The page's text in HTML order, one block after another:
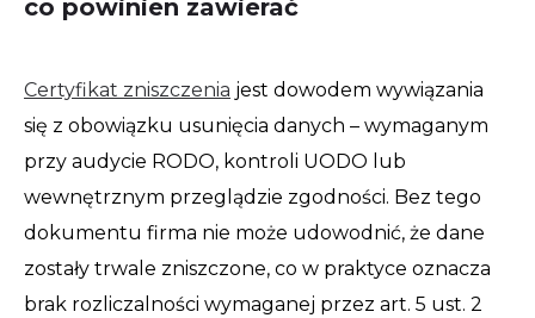
co powinien zawierać
Certyfikat zniszczenia jest dowodem wywiązania
się z obowiązku usunięcia danych – wymaganym
przy audycie RODO, kontroli UODO lub
wewnętrznym przeglądzie zgodności. Bez tego
dokumentu firma nie może udowodnić, że dane
zostały trwale zniszczone, co w praktyce oznacza
brak rozliczalności wymaganej przez art. 5 ust. 2